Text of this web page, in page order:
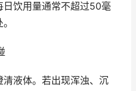
日饮用量通常不超过50毫
液体。若出现浑浊、沉